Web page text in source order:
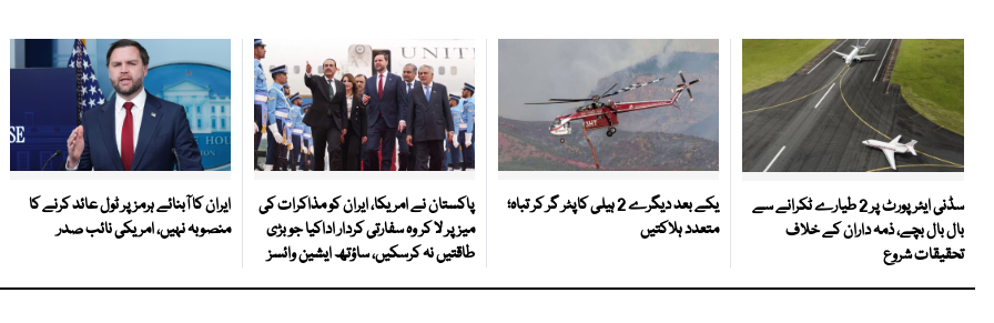
سڈنی ایئرپورٹ پر 2 طیارے ٹکرانے سے
بال بال بچے، ذمہ داران کے خلاف
تحقیقات شروع
یکے بعد دیگرے 2 ہیلی کاپٹر گر کر تباہ؛
متعدد ہلاکتیں
پاکستان نے امریکا، ایران کو مذاکرات کی
میز پر لا کر وہ سفارتی کردار اداکیا جو بڑی
طاقتیں نہ کرسکیں، ساؤتھ ایشین وائسز
ایران کا آبنائے ہرمز پر ٹول عائد کرنے کا
منصوبہ نہیں، امریکی نائب صدر